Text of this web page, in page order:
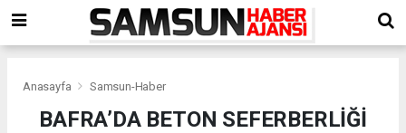
Anasayfa Samsun-Haber
BAFRA’DA BETON SEFERBERLİĞİ